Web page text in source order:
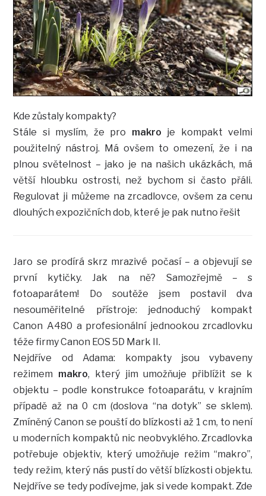
Kde zůstaly kompakty?
Stále si myslím, že pro makro je kompakt velmi
použitelný nástroj. Má ovšem to omezení, že i na
plnou světelnost – jako je na našich ukázkách, má
větší hloubku ostrosti, než bychom si často přáli.
Regulovat ji můžeme na zrcadlovce, ovšem za cenu
dlouhých expozičních dob, které je pak nutno řešit
Jaro se prodírá skrz mrazivé počasí – a objevují se
první kytičky. Jak na ně? Samozřejmě – s
fotoaparátem! Do soutěže jsem postavil dva
nesouměřitelné přístroje: jednoduchý kompakt
Canon A480 a profesionální jednookou zrcadlovku
téže firmy Canon EOS 5D Mark II.
Nejdříve od Adama: kompakty jsou vybaveny
režimem makro, který jim umožňuje přiblížit se k
objektu – podle konstrukce fotoaparátu, v krajním
případě až na 0 cm (doslova “na dotyk” se sklem).
Zmíněný Canon se pouští do blízkosti až 1 cm, to není
u moderních kompaktů nic neobvyklého. Zrcadlovka
potřebuje objektiv, který umožňuje režim “makro”,
tedy režim, který nás pustí do větší blízkosti objektu.
Nejdříve se tedy podívejme, jak si vede kompakt. Zde